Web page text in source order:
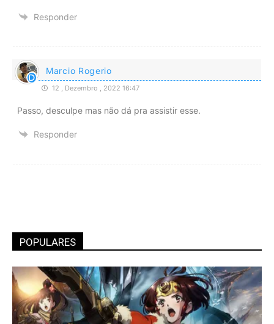
Responder
Marcio Rogerio
12 , Dezembro , 2022 16:47
Passo, desculpe mas não dá pra assistir esse.
Responder
POPULARES